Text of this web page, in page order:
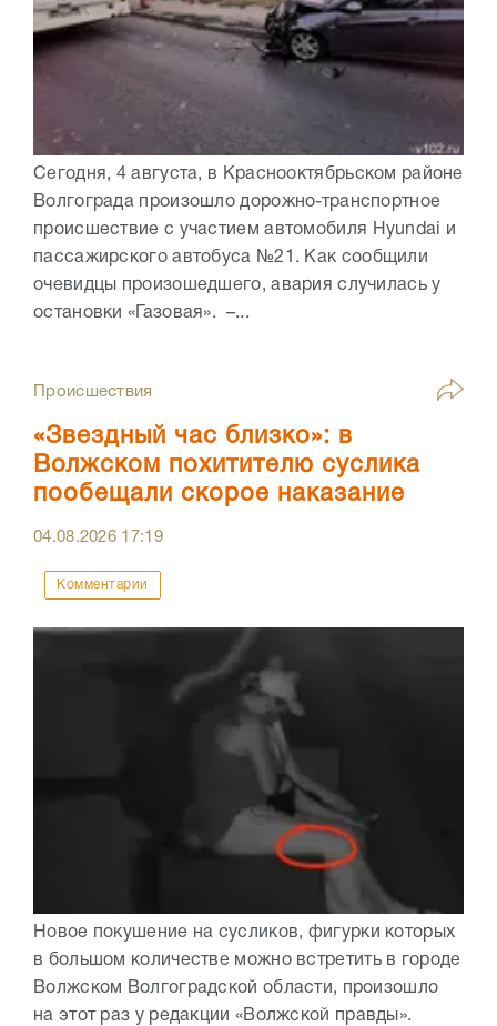
Сегодня, 4 августа, в Краснооктябрьском районе
Волгограда произошло дорожно-транспортное
происшествие с участием автомобиля Hyundai и
пассажирского автобуса №21. Как сообщили
очевидцы произошедшего, авария случилась у
остановки «Газовая». –...
Происшествия
«Звездный час близко»: в
Волжском похитителю суслика
пообещали скорое наказание
04.08.2026 17:19
Комментарии
Новое покушение на сусликов, фигурки которых
в большом количестве можно встретить в городе
Волжском Волгоградской области, произошло
на этот раз у редакции «Волжской правды».